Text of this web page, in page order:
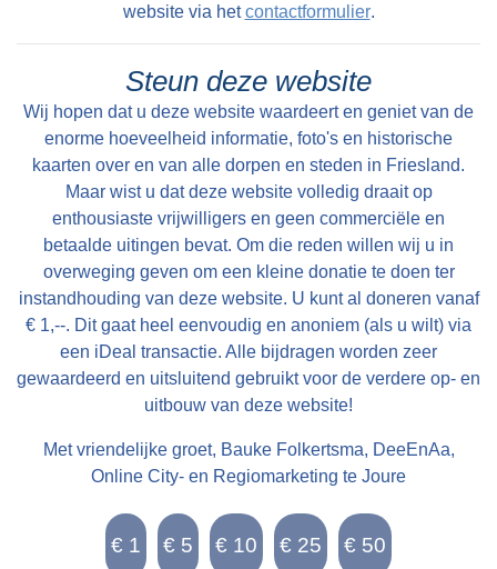
website via hetcontactformulier.
Steun deze website
Wij hopen dat u deze website waardeert en geniet van de
enorme hoeveelheid informatie, foto's en historische
kaarten over en van alle dorpen en steden in Friesland.
Maar wist u dat deze website volledig draait op
enthousiaste vrijwilligers en geen commerciële en
betaalde uitingen bevat. Om die reden willen wij u in
overweging geven om een kleine donatie te doen ter
instandhouding van deze website. U kunt al doneren vanaf
€ 1,--. Dit gaat heel eenvoudig en anoniem (als u wilt) via
een iDeal transactie. Alle bijdragen worden zeer
gewaardeerd en uitsluitend gebruikt voor de verdere op- en
uitbouw van deze website!
Met vriendelijke groet, Bauke Folkertsma, DeeEnAa,
Online City- en Regiomarketing te Joure